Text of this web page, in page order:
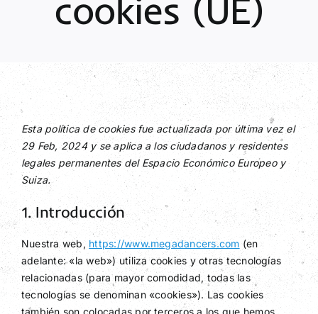
cookies (UE)
Esta política de cookies fue actualizada por última vez el
29 Feb, 2024 y se aplica a los ciudadanos y residentes
legales permanentes del Espacio Económico Europeo y
Suiza.
1. Introducción
Nuestra web, https://www.megadancers.com (en
adelante: «la web») utiliza cookies y otras tecnologías
relacionadas (para mayor comodidad, todas las
tecnologías se denominan «cookies»). Las cookies